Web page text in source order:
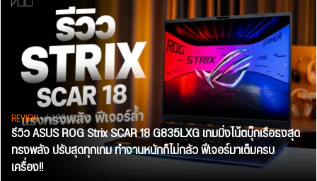
REVIEW• Jul 28, 2026
รีวิว ASUS ROG Strix SCAR 18 G835LXG เกมมิ่งโน้ตบุ๊กเรือธงสุด
ทรงพลัง ปรับสุดทุกเกม ทำงานหนักก็ไม่กลัว ฟีเจอร์มาเต็มครบ
เครื่อง!!